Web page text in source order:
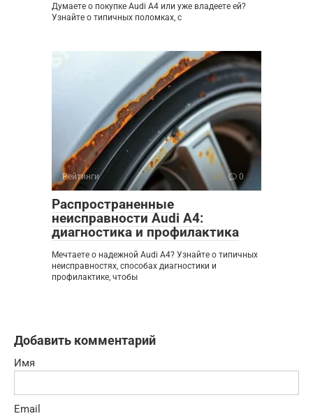
Думаете о покупке Audi A4 или уже владеете ей?
Узнайте о типичных поломках, с
Рейтинги 0
Распространенные
неисправности Audi A4:
диагностика и профилактика
Мечтаете о надежной Audi A4? Узнайте о типичных
неисправностях, способах диагностики и
профилактике, чтобы
Добавить комментарий
Имя
Email